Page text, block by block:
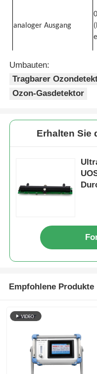
Radondetektor
Atmosphärischer
PM2,5-Detektor
Staub-Partikel-Zähler
Partikelsensor
Negativ-Ionen-
Ozon-Detektor
Taiwan Huibo
analoger Ausgang
Richtung des Ein- und
Lagertemperatur
Umbauten:
Tragbarer
Ozon-Gasdetektor
Erhalten Sie
Empfohlene Produkte